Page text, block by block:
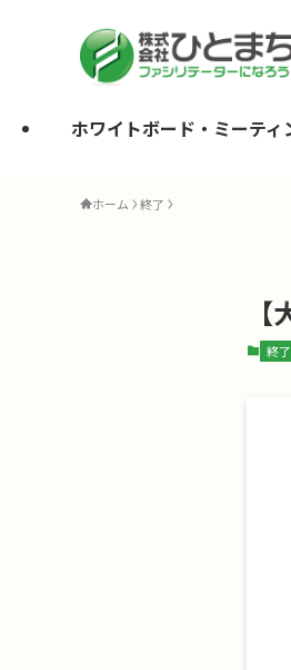
ホワイトボード・ミーティ
ホーム 終了
終了